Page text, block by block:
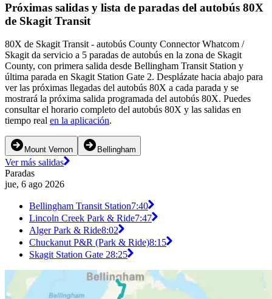
Próximas salidas y lista de paradas del autobús 80X
de Skagit Transit
80X de Skagit Transit - autobús County Connector Whatcom /
Skagit da servicio a 5 paradas de autobús en la zona de Skagit
County, con primera salida desde Bellingham Transit Station y
última parada en Skagit Station Gate 2. Desplázate hacia abajo para
ver las próximas llegadas del autobús 80X a cada parada y se
mostrará la próxima salida programada del autobús 80X. Puedes
consultar el horario completo del autobús 80X y las salidas en
tiempo real en la aplicación.
Mount Vernon Bellingham
Ver más salidas
Paradas
jue, 6 ago 2026
Bellingham Transit Station7:40
Lincoln Creek Park & Ride7:47
Alger Park & Ride8:02
Chuckanut P&R (Park & Ride)8:15
Skagit Station Gate 28:25